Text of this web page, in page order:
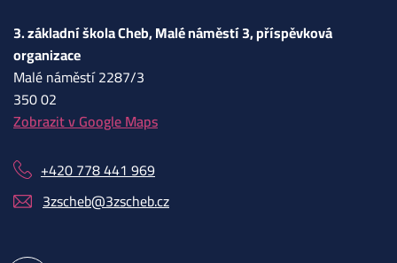
3. základní škola Cheb, Malé náměstí 3, příspěvková
organizace
Malé náměstí 2287/3
350 02
Zobrazit v Google Maps
+420 778 441 969
3zscheb@3zscheb.cz